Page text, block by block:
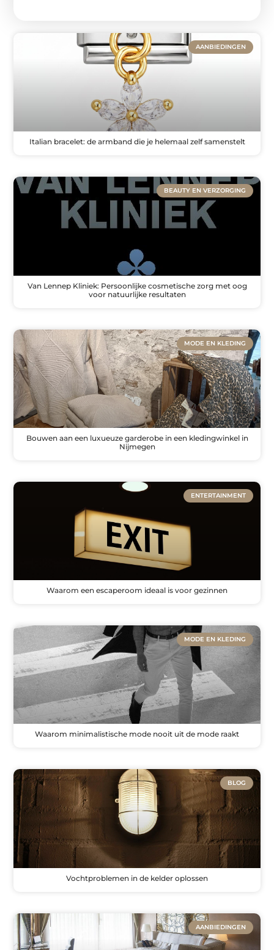
AANBIEDINGEN
Italian bracelet: de armband die je helemaal zelf samenstelt
BEAUTY EN VERZORGING
Van Lennep Kliniek: Persoonlijke cosmetische zorg met oog
voor natuurlijke resultaten
MODE EN KLEDING
Bouwen aan een luxueuze garderobe in een kledingwinkel in
Nijmegen
ENTERTAINMENT
Waarom een escaperoom ideaal is voor gezinnen
MODE EN KLEDING
Waarom minimalistische mode nooit uit de mode raakt
BLOG
Vochtproblemen in de kelder oplossen
AANBIEDINGEN